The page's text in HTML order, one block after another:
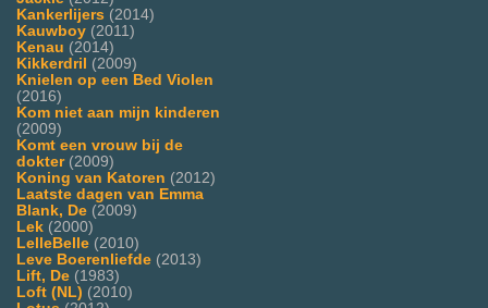
Kankerlijers (2014)
Kauwboy (2011)
Kenau (2014)
Kikkerdril
(2009)
Knielen op een Bed Violen
(2016)
Kom niet aan mijn kinderen
(2009)
Komt een vrouw bij de
dokter(2009)
Koning van Katoren (2012)
Laatste dagen van Emma
Blank, De (2009)
Lek (2000)
LelleBelle (2010)
Leve Boerenliefde (2013)
Lift, De (1983)
Loft (NL) (2010)